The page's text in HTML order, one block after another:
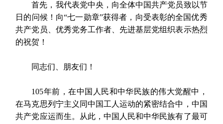
首先，我代表党中央，向全体中国共产党员致以节
日的问候！向“七一勋章”获得者，向受表彰的全国优秀
共产党员、优秀党务工作者、先进基层党组织表示热烈
的祝贺！
同志们、朋友们！
105年前，在中国人民和中华民族的伟大觉醒中，
在马克思列宁主义同中国工人运动的紧密结合中，中国
共产党应运而生。从此，中国人民和中华民族有了最可